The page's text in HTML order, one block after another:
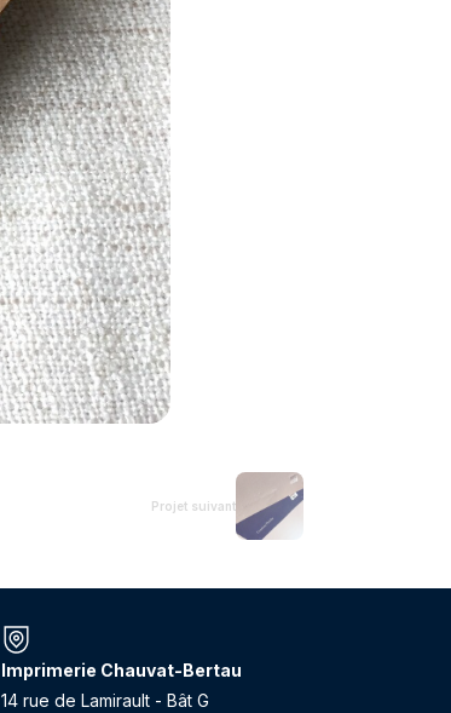
Projet suivant
Imprimerie Chauvat-Bertau
14 rue de Lamirault - Bât G